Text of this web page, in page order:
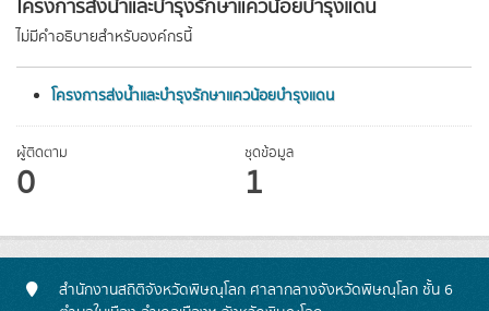
โครงการส่งน้ำและบำรุงรักษาแควน้อยบำรุงแดน
ไม่มีคำอธิบายสำหรับองค์กรนี้
โครงการส่งน้ำและบำรุงรักษาแควน้อยบำรุงแดน
ผู้ติดตาม
0
ชุดข้อมูล
1
สำนักงานสถิติจังหวัดพิษณุโลก ศาลากลางจังหวัดพิษณุโลก ชั้น 6